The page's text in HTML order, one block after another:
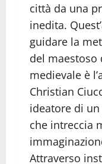
città da una
inedita.
guidare la
del maestoso
medievale è
Christian
ideatore di
che intreccia
Attraverso